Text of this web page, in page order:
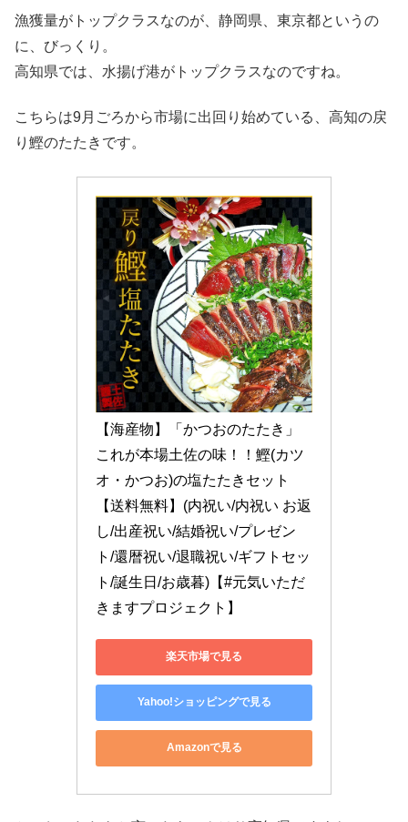
漁獲量がトップクラスなのが、静岡県、東京都というの
に、びっくり。
高知県では、水揚げ港がトップクラスなのですね。
こちらは9月ごろから市場に出回り始めている、高知の戻
り鰹のたたきです。
【海産物】「かつおのたたき」
これが本場土佐の味！！鰹(カツ
オ・かつお)の塩たたきセット
【送料無料】(内祝い/内祝い お返
し/出産祝い/結婚祝い/プレゼン
ト/還暦祝い/退職祝い/ギフトセッ
ト/誕生日/お歳暮)【#元気いただ
きますプロジェクト】
楽天市場で見る
Yahoo!ショッピングで見る
Amazonで見る